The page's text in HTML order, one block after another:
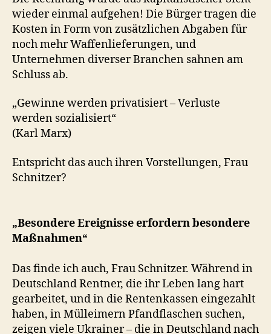
wieder einmal aufgehen! Die Bürger tragen die
Kosten in Form von zusätzlichen Abgaben für
noch mehr Waffenlieferungen, und
Unternehmen diverser Branchen sahnen am
Schluss ab.
„Gewinne werden privatisiert – Verluste
werden sozialisiert“
(Karl Marx)
Entspricht das auch ihren Vorstellungen, Frau
Schnitzer?
„Besondere Ereignisse erfordern besondere
Maßnahmen“
Das finde ich auch, Frau Schnitzer. Während in
Deutschland Rentner, die ihr Leben lang hart
gearbeitet, und in die Rentenkassen eingezahlt
haben, in Mülleimern Pfandflaschen suchen,
zeigen viele Ukrainer – die in Deutschland nach